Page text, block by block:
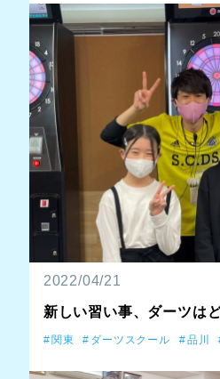
2022/04/21
新しい習い事、ダーツは
関東 ダーツスクール 品川